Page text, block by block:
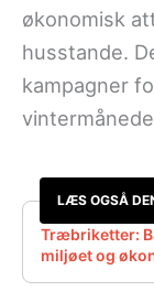
økonomisk
husstande.
kampagner
LÆS OGSÅ
Træbriketter:
miljøet og